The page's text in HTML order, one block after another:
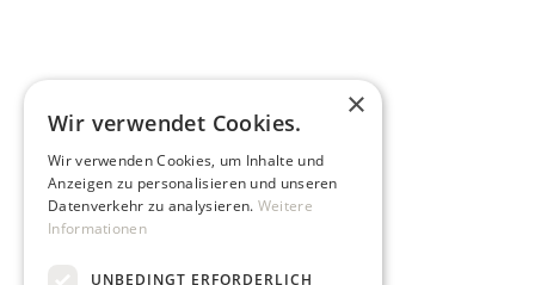
STUNDENPLAN
VIDEOTHEK
GUTSCHEINE
×
Wir verwendet Cookies.
Wir verwenden Cookies, um Inhalte und
Anzeigen zu personalisieren und unseren
Datenverkehr zu analysieren. Weitere
Informationen
UNBEDINGT ERFORDERLICH